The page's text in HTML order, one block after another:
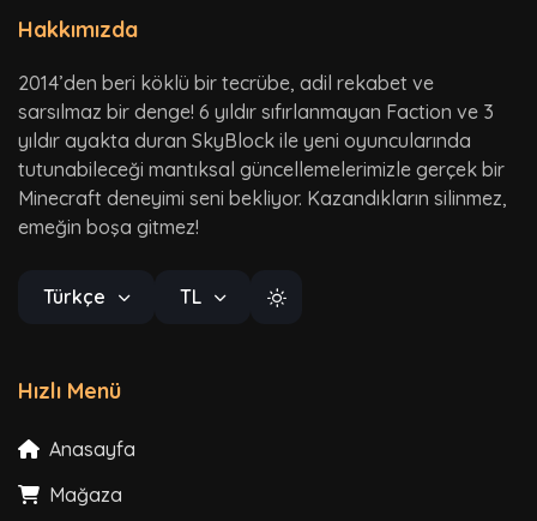
Hakkımızda
2014’den beri köklü bir tecrübe, adil rekabet ve
sarsılmaz bir denge! 6 yıldır sıfırlanmayan Faction ve 3
yıldır ayakta duran SkyBlock ile yeni oyuncularında
tutunabileceği mantıksal güncellemelerimizle gerçek bir
Minecraft deneyimi seni bekliyor. Kazandıkların silinmez,
emeğin boşa gitmez!
Türkçe TL
Hızlı Menü
Anasayfa
Mağaza